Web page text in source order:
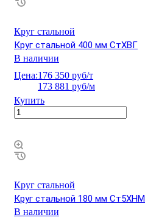
Круг стальной
Круг стальной 400 мм СтХВГ
В наличии
Цена:176 350 руб/т
173 881 руб/м
Купить
Круг стальной
Круг стальной 180 мм Ст5ХНМ
В наличии